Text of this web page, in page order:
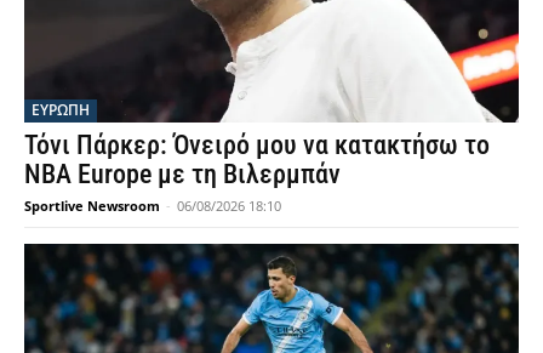
ΕΥΡΩΠΗ
Τόνι Πάρκερ: Όνειρό μου να κατακτήσω το
NBA Europe με τη Βιλερμπάν
Sportlive Newsroom - 06/08/2026 18:10